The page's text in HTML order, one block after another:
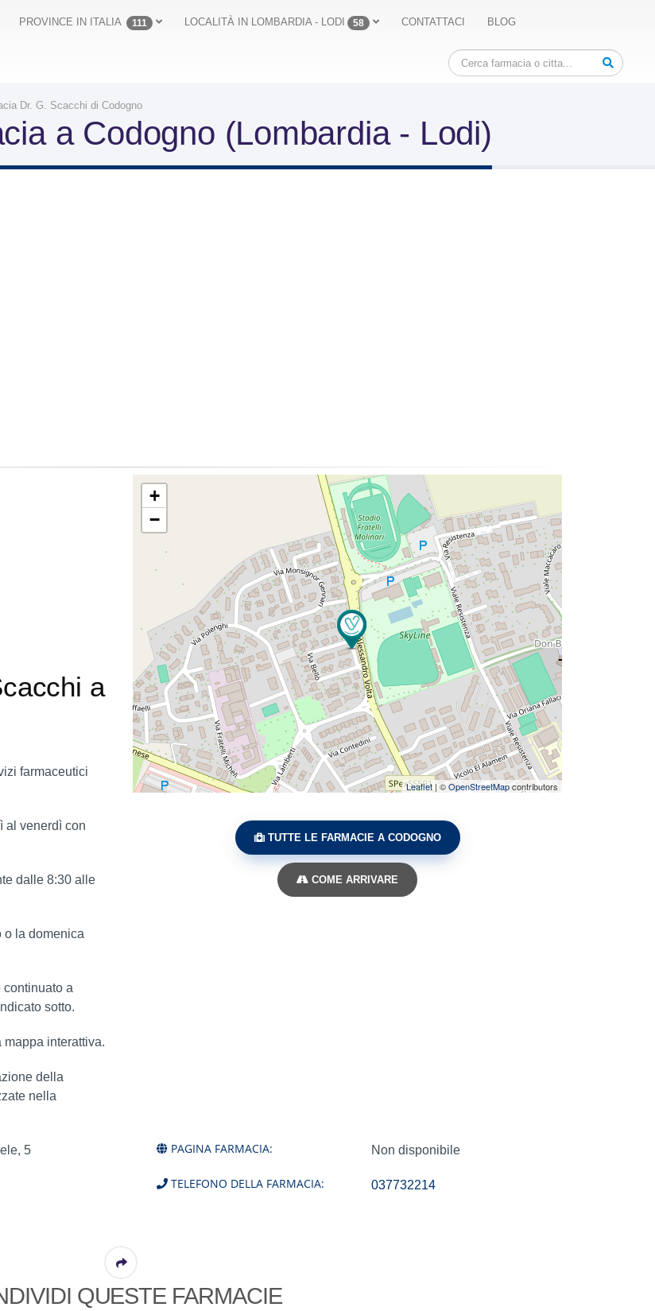
PROVINCE IN ITALIA 111 LOCALITÀ IN LOMBARDIA - LODI 58 CONTATTACI BLOG
Dr. G. Scacchi di Codogno
a Codogno (Lombardia - Lodi)
a
farmaceutici
al venerdì con
dalle 8:30 alle
o la domenica
a
sotto.
interattiva.
della
nella
+
−
Leaflet | ©OpenStreetMapcontributors
TUTTE LE FARMACIE A CODOGNO
COME ARRIVARE
5 PAGINA FARMACIA: Non disponibile
TELEFONO DELLA FARMACIA: 037732214
QUESTE FARMACIE